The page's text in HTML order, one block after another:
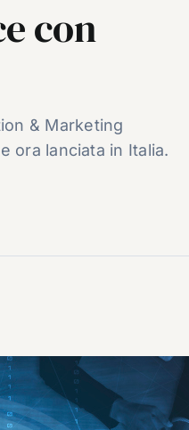
con
& Marketing
ora lanciata in Italia.